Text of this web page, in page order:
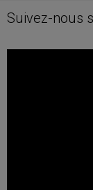
Suivez-nous